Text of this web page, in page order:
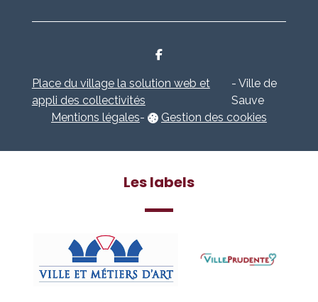
Place du village la solution web et
appli des collectivités
- Ville de
Sauve
Mentions légales- Gestion des cookies
Les labels